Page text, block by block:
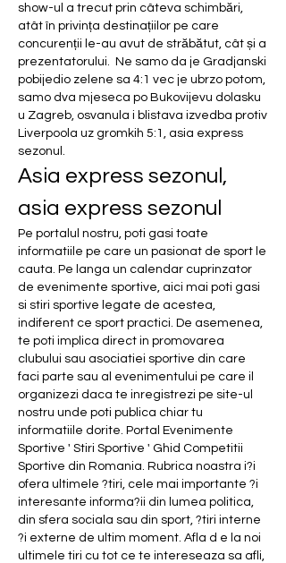
show-ul a trecut prin câteva schimbări,
atât în privința destinațiilor pe care
concurenții le-au avut de străbătut, cât și a
prezentatorului.  Ne samo da je Gradjanski
pobijedio zelene sa 4:1 vec je ubrzo potom,
samo dva mjeseca po Bukovijevu dolasku
u Zagreb, osvanula i blistava izvedba protiv
Liverpoola uz gromkih 5:1, asia express
sezonul.
Asia express sezonul,
asia express sezonul
Pe portalul nostru, poti gasi toate
informatiile pe care un pasionat de sport le
cauta. Pe langa un calendar cuprinzator
de evenimente sportive, aici mai poti gasi
si stiri sportive legate de acestea,
indiferent ce sport practici. De asemenea,
te poti implica direct in promovarea
clubului sau asociatiei sportive din care
faci parte sau al evenimentului pe care il
organizezi daca te inregistrezi pe site-ul
nostru unde poti publica chiar tu
informatiile dorite. Portal Evenimente
Sportive ' Stiri Sportive ' Ghid Competitii
Sportive din Romania. Rubrica noastra i?i
ofera ultimele ?tiri, cele mai importante ?i
interesante informa?ii din lumea politica,
din sfera sociala sau din sport, ?tiri interne
?i externe de ultim moment. Afla d e la noi
ultimele tiri cu tot ce te intereseaza sa afli,